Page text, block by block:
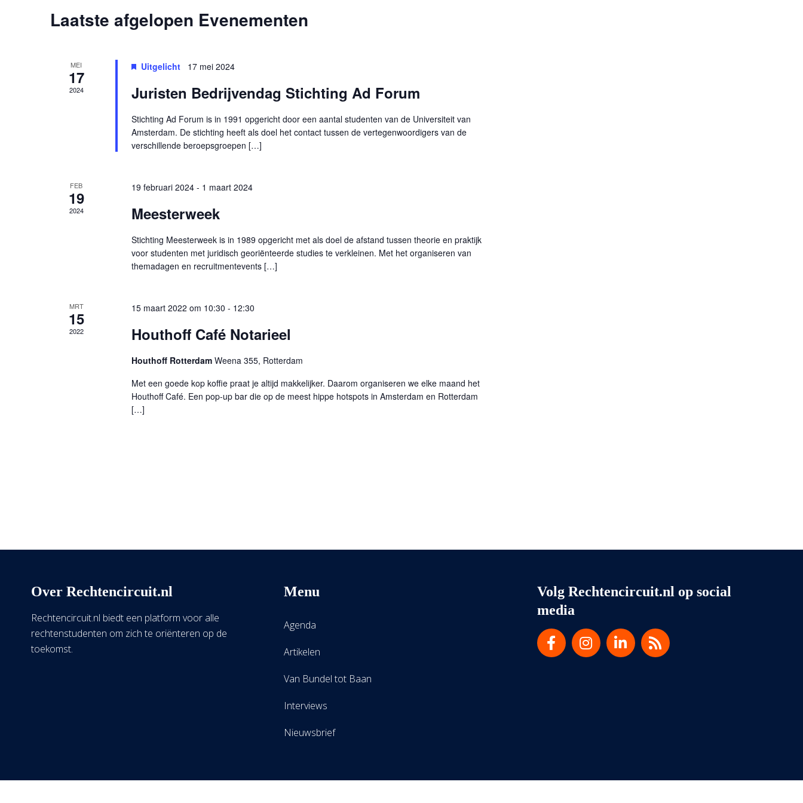
Kalender
Evenementen
Laatste afgelopen Evenementen
MEI
17
2024
Uitgelicht 17 mei 2024
Juristen Bedrijvendag Stichting Ad Forum
Stichting Ad Forum is in 1991 opgericht door een aantal studenten van de Universiteit van
Amsterdam. De stichting heeft als doel het contact tussen de vertegenwoordigers van de
verschillende beroepsgroepen […]
FEB
19
2024
19 februari 2024- 1 maart 2024
Meesterweek
Stichting Meesterweek is in 1989 opgericht met als doel de afstand tussen theorie en praktijk
voor studenten met juridisch georiënteerde studies te verkleinen. Met het organiseren van
themadagen en recruitmentevents […]
MRT
15
2022
15 maart 2022 om 10:30 - 12:30
Houthoff Café Notarieel
Houthoff Rotterdam Weena 355, Rotterdam
Met een goede kop koffie praat je altijd makkelijker. Daarom organiseren we elke maand het
Houthoff Café. Een pop-up bar die op de meest hippe hotspots in Amsterdam en Rotterdam
[…]
Over Rechtencircuit.nl
Rechtencircuit.nl biedt een platform voor alle
rechtenstudenten om zich te oriënteren op de
toekomst.
Menu
Agenda
Artikelen
Van Bundel tot Baan
Interviews
Nieuwsbrief
Volg Rechtencircuit.nl op social
media